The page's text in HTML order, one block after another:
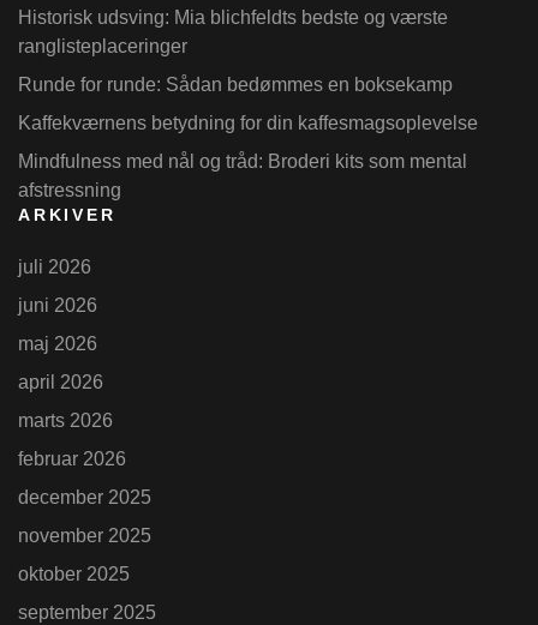
Historisk udsving: Mia blichfeldts bedste og værste
ranglisteplaceringer
Runde for runde: Sådan bedømmes en boksekamp
Kaffekværnens betydning for din kaffesmagsoplevelse
Mindfulness med nål og tråd: Broderi kits som mental
afstressning
ARKIVER
juli 2026
juni 2026
maj 2026
april 2026
marts 2026
februar 2026
december 2025
november 2025
oktober 2025
september 2025